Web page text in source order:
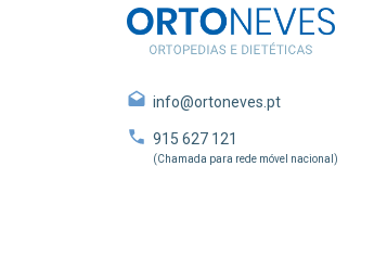
info@ortoneves.pt
915 627 121
(Chamada para rede móvel nacional)